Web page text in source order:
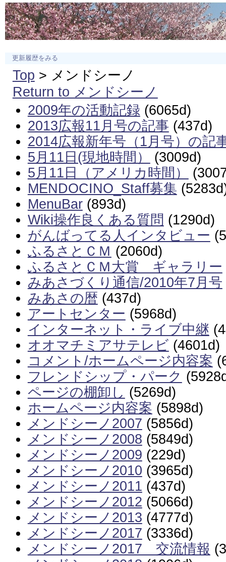
更新履歴をみる
Top > メンドシーノ
Return to メンドシーノ
2009年の活動記録 (6065d)
2013広報11月号の記事 (437d)
2014広報新年号（1月号）の記
5月11日(現地時間）
(3009d)
5月11日（アメリカ時間）
MENDOCINO_Staff募集
MenuBar(893d)
Wiki操作良くある質問 (1290d)
がんばってる人インタビュー
ふるさとＣＭ (2060d)
ふるさとＣＭ大賞 ギャラリー
みあさづくり通信/2010年7月号
みあさの暦 (437d)
アートセンター (5968d)
インターネット・ライブ中継
オオマチミアサテレビ (4601d)
コメント/ホームページ内容案
フレンドシップ・パーク
ページの棚卸し (5269d)
ホームページ内容案 (5898d)
メンドシーノ2007 (5856d)
メンドシーノ2008 (5849d)
メンドシーノ2009 (229d)
メンドシーノ2010 (3965d)
メンドシーノ2011 (437d)
メンドシーノ2012 (5066d)
メンドシーノ2013 (4777d)
メンドシーノ2017 (3336d)
メンドシーノ2017 交流情報